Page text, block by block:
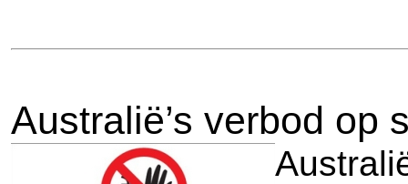
Australië’s verbod op